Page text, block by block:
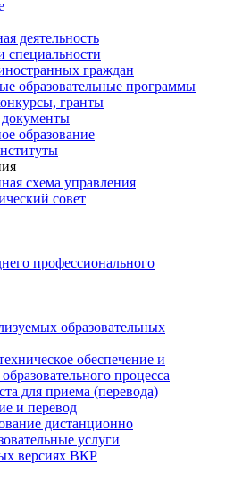
деятельность
специальности
граждан
образовательные программы
гранты
образование
схема управления
совет
профессионального
образовательных
обеспечение и
процесса
для приема (перевода)
и перевод
дистанционно
услуги
версиях ВКР